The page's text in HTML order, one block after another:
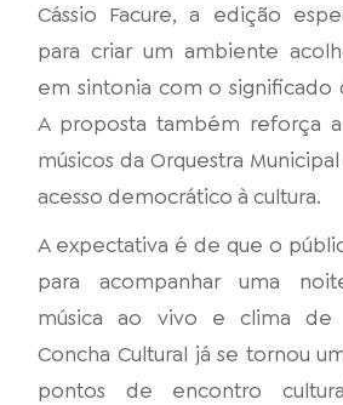
Cássio Facure, a edição
para criar um ambiente
em sintonia com o significado
A proposta também reforça
músicos da Orquestra
acesso democrático à cultura.
A expectativa é de que o
para acompanhar uma
música ao vivo e clima de
Concha Cultural já se tornou
pontos de encontro